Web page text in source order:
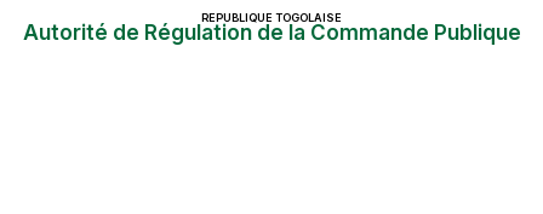
Autorité de Régulation de la Commande Publique
REPUBLIQUE TOGOLAISE